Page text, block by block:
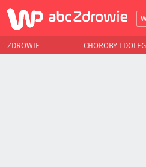
ZDROWIE CHOROBY I